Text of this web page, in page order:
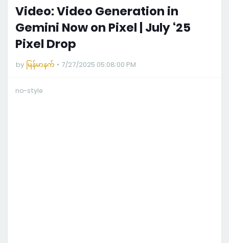
Video: Video Generation in
Gemini Now on Pixel | July ‘25
Pixel Drop
by မြန်မာနက် 7/27/2025 05:08:00 PM
no-style